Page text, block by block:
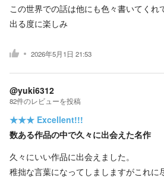
この世界での話は他にも色々書いてくれ
出る度に楽しみ
2026年5月1日 21:53
@yuki6312
82件のレビューを投稿
★★★ Excellent!!!
数ある作品の中で久々に出会えた名作
久々にいい作品に出会えました。
稚拙な言葉になってしましますがこれに